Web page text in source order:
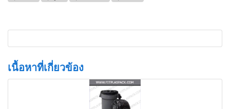
เนื้อหาที่เกี่ยวข้อง